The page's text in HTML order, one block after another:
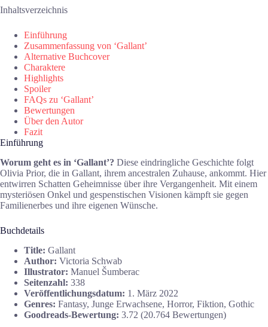
Inhaltsverzeichnis
Einführung
Zusammenfassung von ‘Gallant’
Alternative Buchcover
Charaktere
Highlights
Spoiler
FAQs zu ‘Gallant’
Bewertungen
Über den Autor
Fazit
Einführung
Worum geht es in ‘Gallant’? Diese eindringliche Geschichte folgt
Olivia Prior, die in Gallant, ihrem ancestralen Zuhause, ankommt. Hier
entwirren Schatten Geheimnisse über ihre Vergangenheit. Mit einem
mysteriösen Onkel und gespenstischen Visionen kämpft sie gegen
Familienerbes und ihre eigenen Wünsche.
Buchdetails
Title: Gallant
Author: Victoria Schwab
Illustrator: Manuel Šumberac
Seitenzahl: 338
Veröffentlichungsdatum: 1. März 2022
Genres: Fantasy, Junge Erwachsene, Horror, Fiktion, Gothic
Goodreads-Bewertung: 3.72 (20.764 Bewertungen)